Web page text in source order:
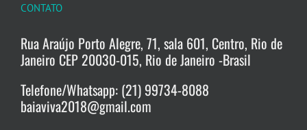
CONTATO
Rua Araújo Porto Alegre, 71, sala 601, Centro, Rio de
Janeiro CEP 20030-015, Rio de Janeiro -Brasil
Telefone/Whatsapp: (21) 99734-8088
baiaviva2018@gmail.com